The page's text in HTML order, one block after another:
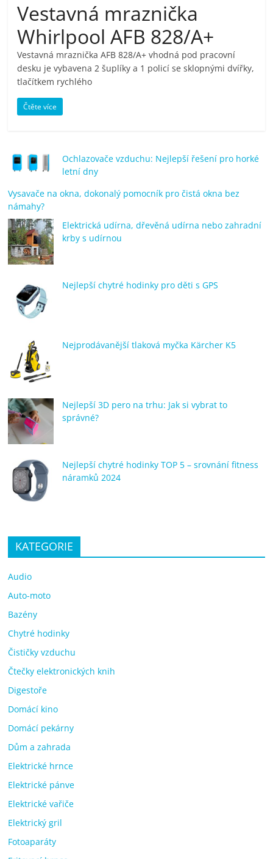
pračky,
televize,
notebooky,
mobilní
telefony,
kávovary,
bazény
Nejlepší
elektronika
porovnání
Elektro
OK,
pračky,
televize,
notebooky,
mobilní
telefony,
kávovary,
bazény
Vestavná mraznička
Whirlpool AFB 828/A+
Vestavná mraznička AFB 828/A+ vhodná pod pracovní
desku je vybavena 2 šuplíky a 1 policí se sklopnými dvířky,
tlačítkem rychlého
Čtěte více
Ochlazovače vzduchu: Nejlepší řešení pro horké
letní dny
Vysavače na okna, dokonalý pomocník pro čistá okna bez
námahy?
Elektrická udírna, dřevěná udírna nebo zahradní
krby s udírnou
Nejlepší chytré hodinky pro děti s GPS
Nejprodávanější tlaková myčka Kärcher K5
Nejlepší 3D pero na trhu: Jak si vybrat to
správné?
Nejlepší chytré hodinky TOP 5 – srovnání fitness
náramků 2024
KATEGORIE
Audio
Auto-moto
Bazény
Chytré hodinky
Čističky vzduchu
Čtečky elektronických knih
Digestoře
Domácí kino
Domácí pekárny
Dům a zahrada
Elektrické hrnce
Elektrické pánve
Elektrické vařiče
Elektrický gril
Fotoaparáty